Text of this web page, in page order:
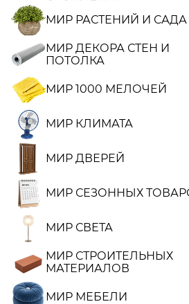
МИР РАСТЕНИЙ И САДА
МИР ДЕКОРА СТЕН И
ПОТОЛКА
МИР 1000 МЕЛОЧЕЙ
МИР КЛИМАТА
МИР ДВЕРЕЙ
МИР СЕЗОННЫХ
МИР СВЕТА
МИР СТРОИТЕЛЬНЫХ
МАТЕРИАЛОВ
МИР МЕБЕЛИ